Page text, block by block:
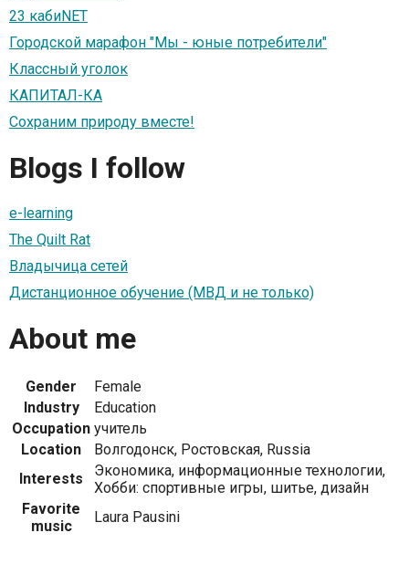
23 кабиNET
Городской марафон "Мы - юные потребители"
Классный уголок
КАПИТАЛ-КА
Сохраним природу вместе!
Blogs I follow
e-learning
The Quilt Rat
Владычица сетей
Дистанционное обучение (МВД и не только)
About me
Gender
Female
Industry
Education
Occupation учитель
Location
Волгодонск, Ростовская, Russia
Interests
Экономика, информационные технологии,
Хобби: спортивные игры, шитье, дизайн
Favorite
music
Laura Pausini